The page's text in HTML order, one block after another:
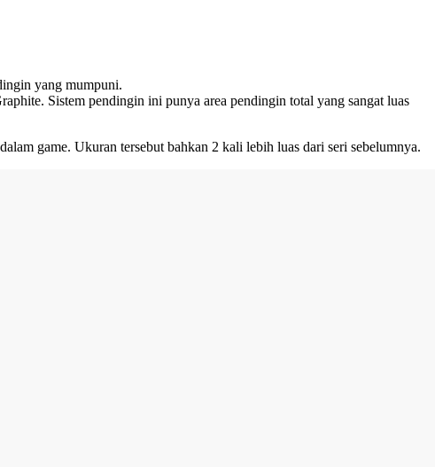
yang mumpuni.
Sistem pendingin ini punya area pendingin total yang sangat luas
game. Ukuran tersebut bahkan 2 kali lebih luas dari seri sebelumnya.